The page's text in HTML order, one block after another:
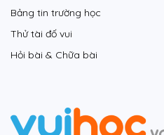
Bảng tin trường học
Thử tài đố vui
Hỏi bài & Chữa bài